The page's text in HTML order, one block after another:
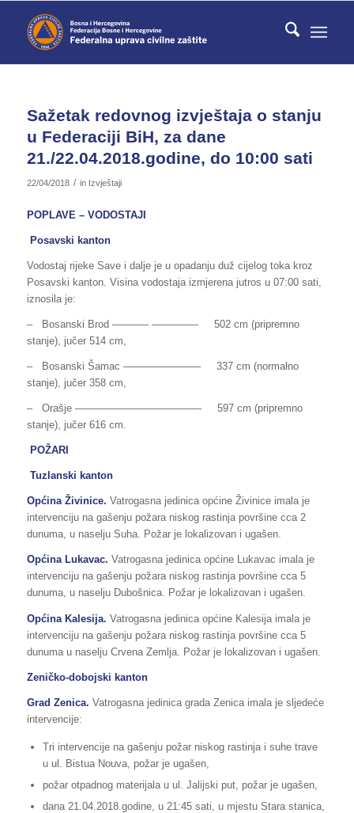
Sažetak redovnog izvještaja o stanju
u Federaciji BiH, za dane
21./22.04.2018.godine, do 10:00 sati
22/04/2018 / in Izvještaji
POPLAVE – VODOSTAJI
Posavski kanton
Vodostaj rijeke Save i dalje je u opadanju duž cijelog toka kroz
Posavski kanton. Visina vodostaja izmjerena jutros u 07:00 sati,
iznosila je:
– Bosanski Brod ———– ————– 502 cm (pripremno
stanje), jučer 514 cm,
– Bosanski Šamac ———————– 337 cm (normalno
stanje), jučer 358 cm,
– Orašje ————————————- 597 cm (pripremno
stanje), jučer 616 cm.
POŽARI
Tuzlanski kanton
Općina Živinice. Vatrogasna jedinica općine Živinice imala je
intervenciju na gašenju požara niskog rastinja površine cca 2
dunuma, u naselju Suha. Požar je lokalizovan i ugašen.
Općina Lukavac. Vatrogasna jedinica općine Lukavac imala je
intervenciju na gašenju požara niskog rastinja površine cca 5
dunuma, u naselju Dubošnica. Požar je lokalizovan i ugašen.
Općina Kalesija. Vatrogasna jedinica općine Kalesija imala je
intervenciju na gašenju požara niskog rastinja površine cca 5
dunuma u naselju Crvena Zemlja. Požar je lokalizovan i ugašen.
Zeničko-dobojski kanton
Grad Zenica. Vatrogasna jedinica grada Zenica imala je sljedeće
intervencije:
Tri intervencije na gašenju požar niskog rastinja i suhe trave
u ul. Bistua Nouva, požar je ugašen,
požar otpadnog materijala u ul. Jalijski put, požar je ugašen,
dana 21.04.2018.godine, u 21:45 sati, u mjestu Stara stanica,